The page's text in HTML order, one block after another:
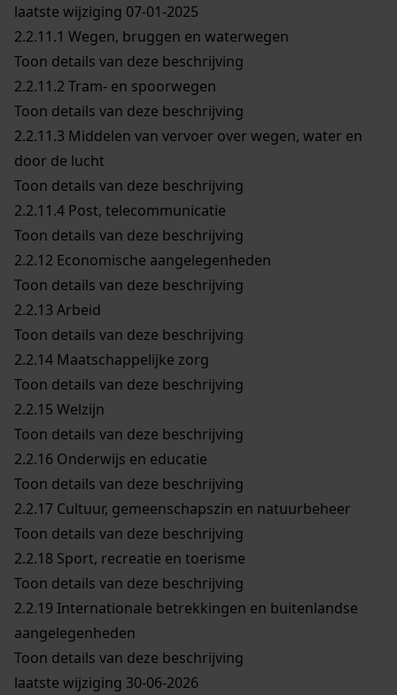
laatste wijziging 07-01-2025
2.2.11.1 Wegen, bruggen en waterwegen
Toon details van deze beschrijving
2.2.11.2 Tram- en spoorwegen
Toon details van deze beschrijving
2.2.11.3 Middelen van vervoer over wegen, water en
door de lucht
Toon details van deze beschrijving
2.2.11.4 Post, telecommunicatie
Toon details van deze beschrijving
2.2.12 Economische aangelegenheden
Toon details van deze beschrijving
2.2.13 Arbeid
Toon details van deze beschrijving
2.2.14 Maatschappelijke zorg
Toon details van deze beschrijving
2.2.15 Welzijn
Toon details van deze beschrijving
2.2.16 Onderwijs en educatie
Toon details van deze beschrijving
2.2.17 Cultuur, gemeenschapszin en natuurbeheer
Toon details van deze beschrijving
2.2.18 Sport, recreatie en toerisme
Toon details van deze beschrijving
2.2.19 Internationale betrekkingen en buitenlandse
aangelegenheden
Toon details van deze beschrijving
laatste wijziging 30-06-2026